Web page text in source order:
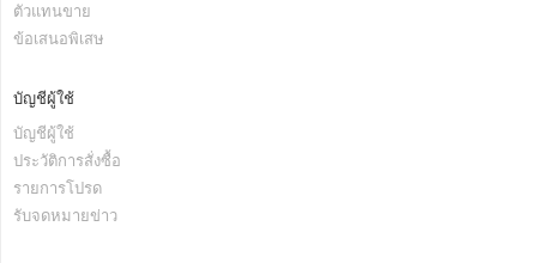
ตัวแทนขาย
ข้อเสนอพิเสษ
บัญชีผู้ใช้
บัญชีผู้ใช้
ประวัติการสั่งซื้อ
รายการโปรด
รับจดหมายข่าว